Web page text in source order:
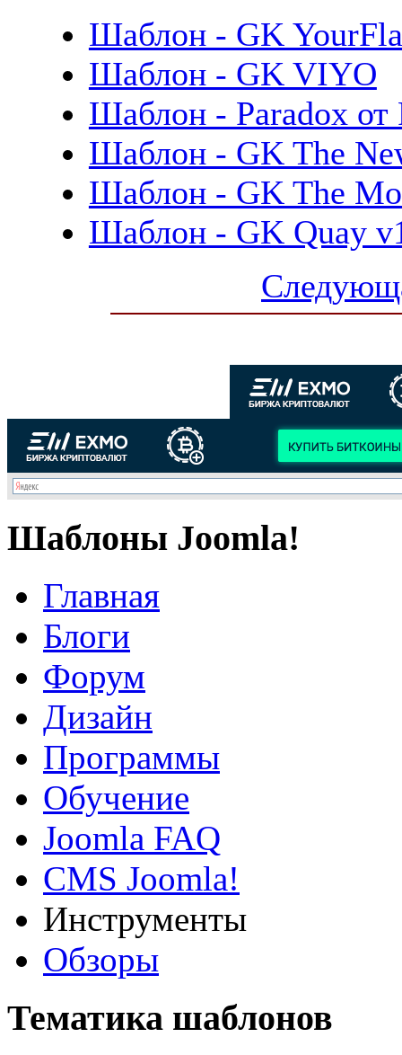
Шаблон - GK
Шаблон - GK VIYO
Шаблон - Paradox от
Шаблон - GK The
Шаблон - GK The
Шаблон - GK Quay
Шаблоны Joomla!
Главная
Блоги
Форум
Дизайн
Программы
Обучение
Joomla FAQ
CMS Joomla!
Инструменты
Обзоры
Тематика шаблонов